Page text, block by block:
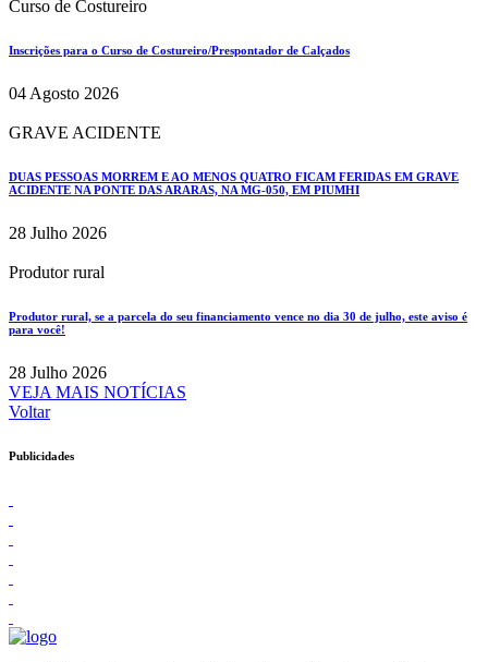
Curso de Costureiro
Inscrições para o Curso de Costureiro/Prespontador de Calçados
04 Agosto 2026
GRAVE ACIDENTE
DUAS PESSOAS MORREM E AO MENOS QUATRO FICAM FERIDAS EM GRAVE
ACIDENTE NA PONTE DAS ARARAS, NA MG-050, EM PIUMHI
28 Julho 2026
Produtor rural
Produtor rural, se a parcela do seu financiamento vence no dia 30 de julho, este aviso é
para você!
28 Julho 2026
VEJA MAIS NOTÍCIAS
Voltar
Publicidades